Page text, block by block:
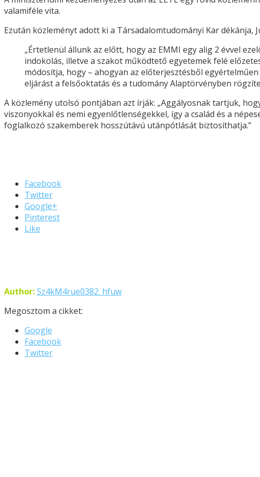
valamiféle vita.
Ezután közleményt adott ki a Társadalomtudományi Kar dékánja,
„Értetlenül állunk az előtt, hogy az EMMI egy alig 2 évvel
indokolás, illetve a szakot működtető egyetemek felé
módosítja, hogy – ahogyan az előterjesztésből
eljárást a felsőoktatás és a tudomány Alaptörvényben
A közlemény utolsó pontjában azt írják: „Aggályosnak tartjuk,
viszonyokkal és nemi egyenlőtlenségekkel, így a család és a
foglalkozó szakemberek hosszútávú utánpótlását biztosíthatja.”
Facebook
Twitter
Google+
Pinterest
Like
Author:Sz4kM4rue0382_hfuw
Megosztom a cikket:
Google
Facebook
Twitter